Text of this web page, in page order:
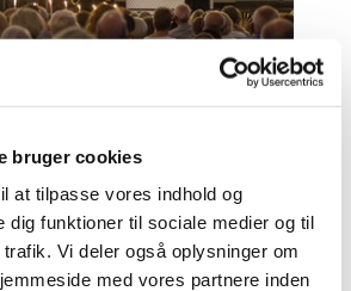
bruger cookies
at tilpasse vores indhold og
dig funktioner til sociale medier og til
Vi deler også oplysninger om
med vores partnere inden